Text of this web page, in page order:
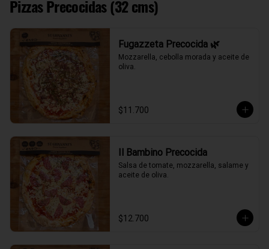
Pizzas Precocidas (32 cms)
Fugazzeta Precocida 🌿
Mozzarella, cebolla morada y aceite de
oliva.
$11.700
Il Bambino Precocida
Salsa de tomate, mozzarella, salame y
aceite de oliva.
$12.700